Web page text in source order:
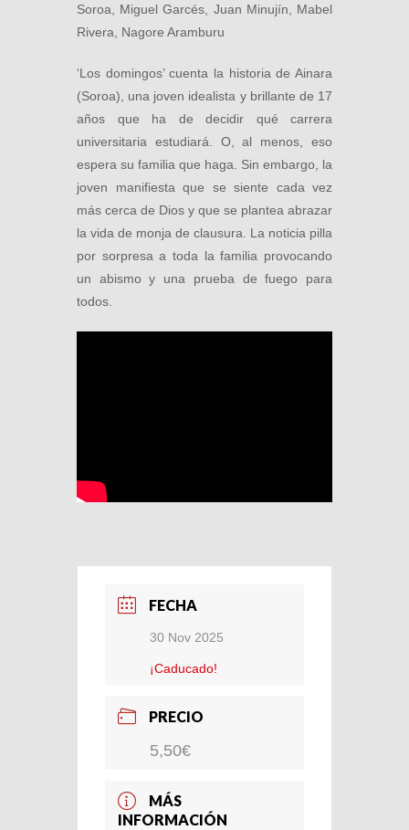
Soroa, Miguel Garcés, Juan Minujín, Mabel
Rivera, Nagore Aramburu
‘Los domingos’ cuenta la historia de Ainara
(Soroa), una joven idealista y brillante de 17
años que ha de decidir qué carrera
universitaria estudiará. O, al menos, eso
espera su familia que haga. Sin embargo, la
joven manifiesta que se siente cada vez
más cerca de Dios y que se plantea abrazar
la vida de monja de clausura. La noticia pilla
por sorpresa a toda la familia provocando
un abismo y una prueba de fuego para
todos.
FECHA
30 Nov 2025
¡Caducado!
PRECIO
5,50€
MÁS
INFORMACIÓN